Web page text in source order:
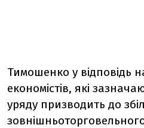
Тимошенко у відповідь
економістів, які
уряду призводить до